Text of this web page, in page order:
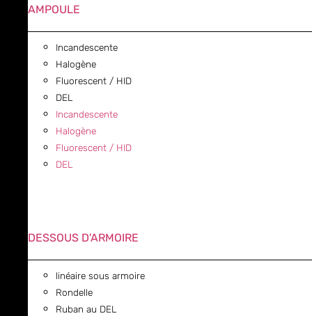
AMPOULE
Incandescente
Halogène
Fluorescent / HID
DEL
Incandescente
Halogène
Fluorescent / HID
DEL
DESSOUS D'ARMOIRE
linéaire sous armoire
Rondelle
Ruban au DEL